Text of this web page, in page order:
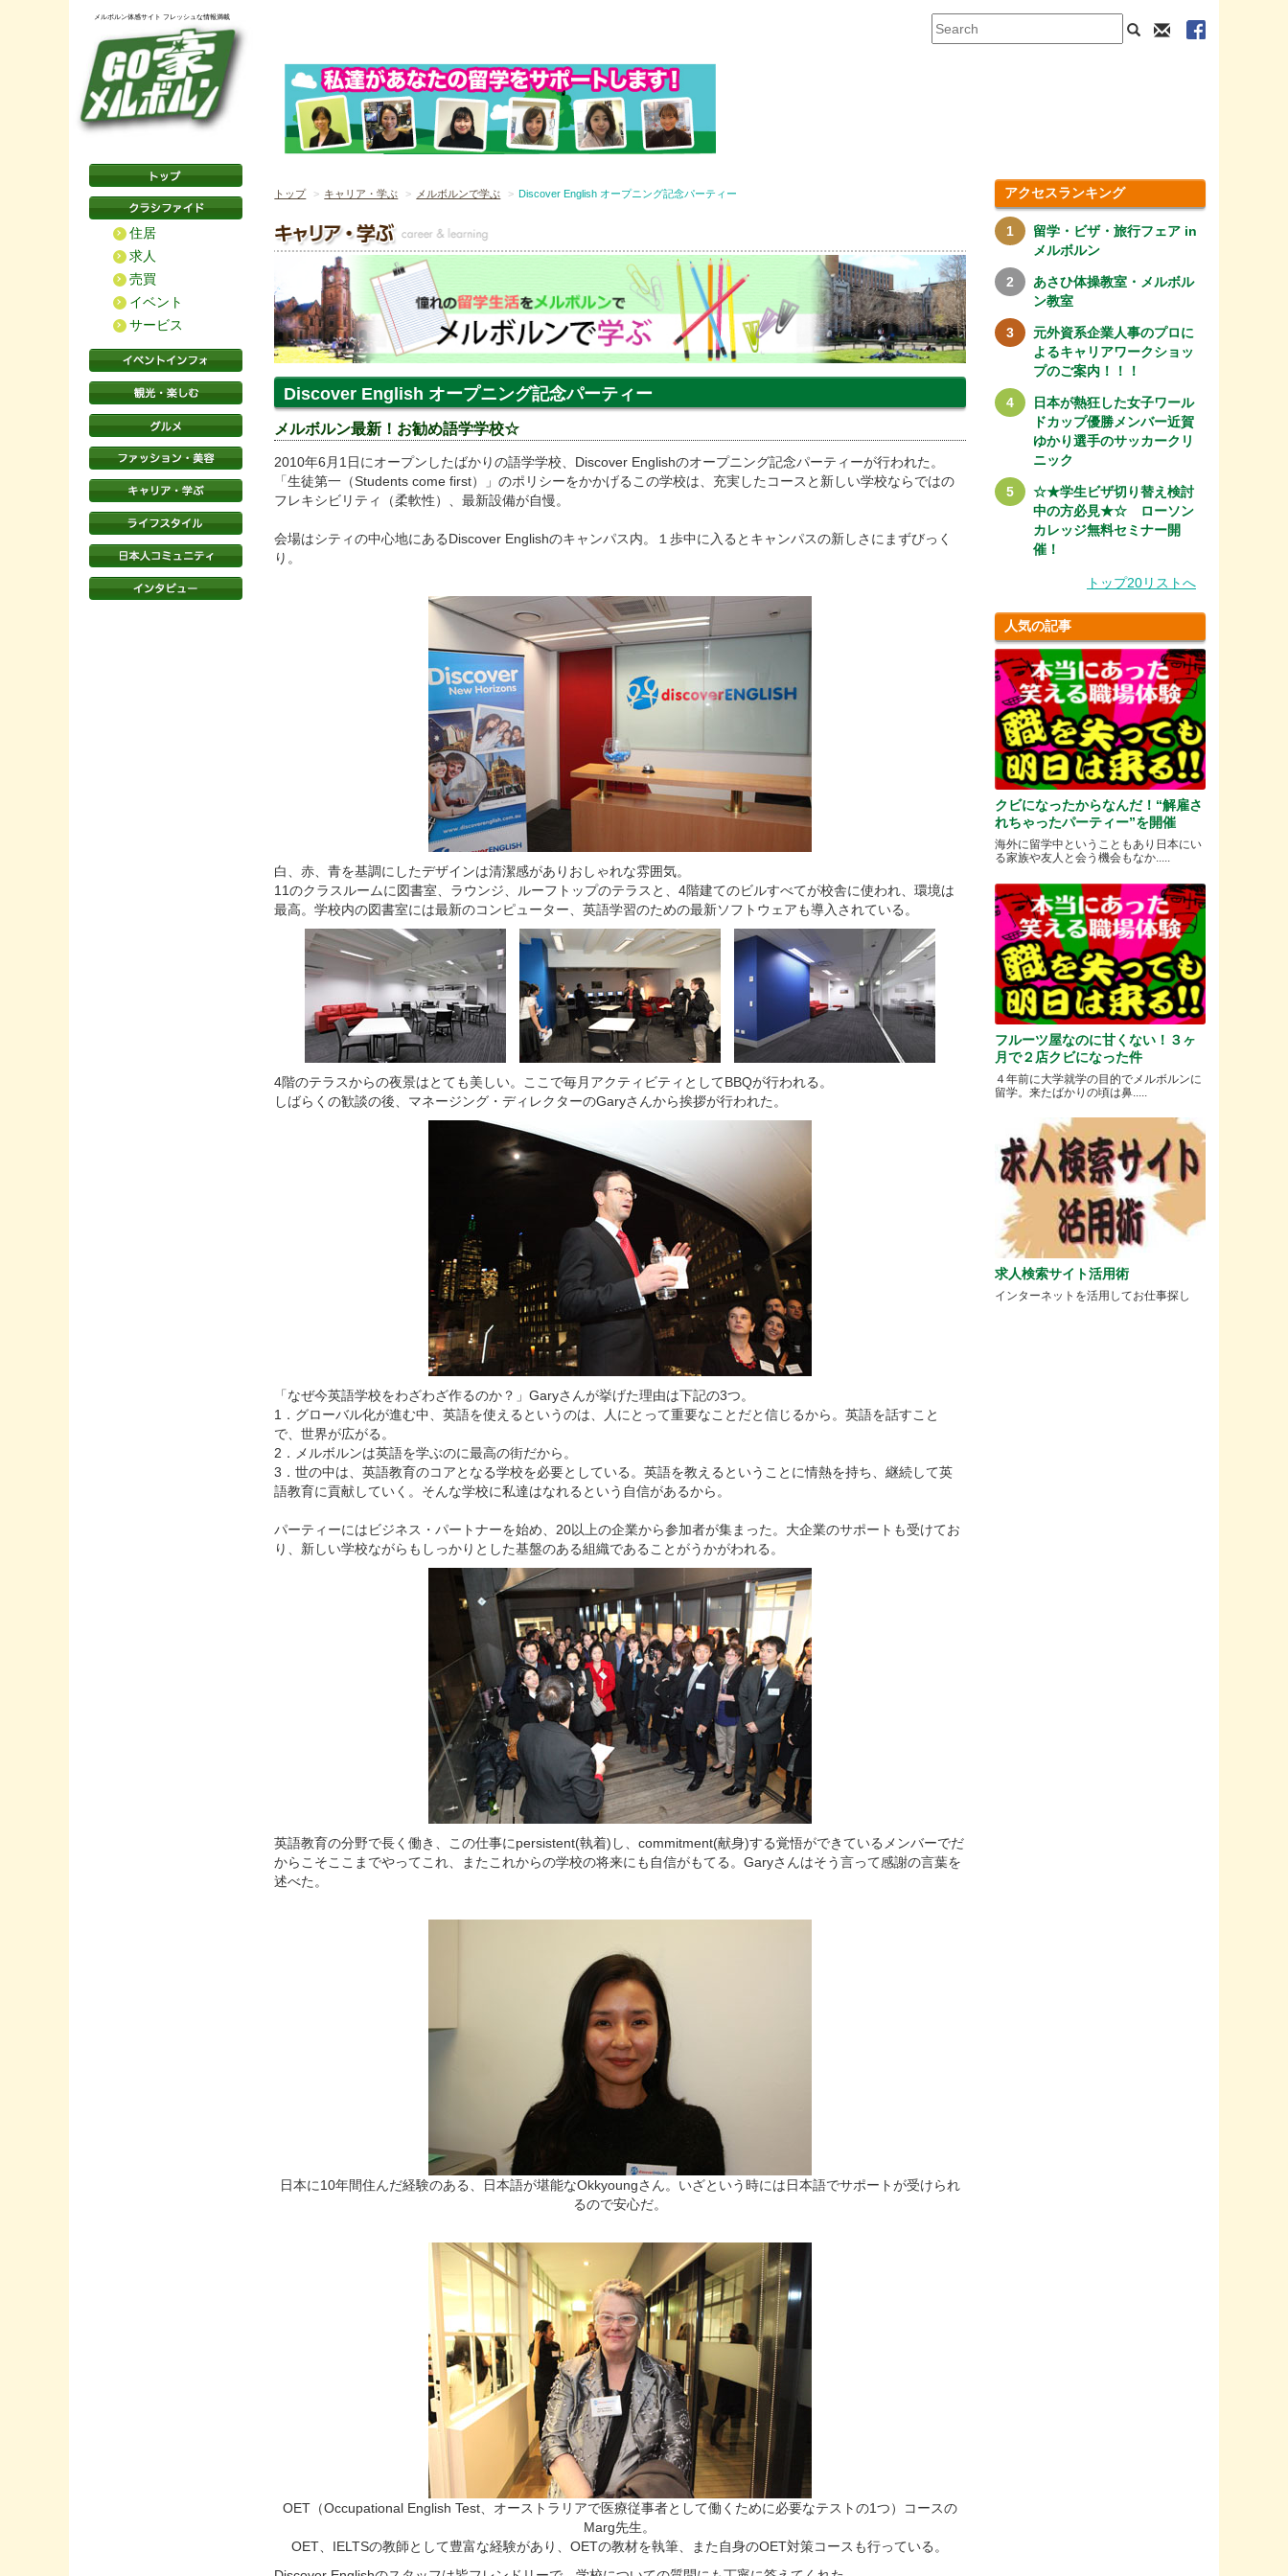
メルボルン体感サイト フレッシュな情報満載
住居
求人
売買
イベント
サービス
トップ キャリア・学ぶ メルボルンで学ぶ Discover English オープニング記念パーティー
Discover English オープニング記念パーティー
メルボルン最新！お勧め語学学校☆
2010年6月1日にオープンしたばかりの語学学校、Discover Englishのオープニング記念パーティーが行われた。
「生徒第一（Students come first）」のポリシーをかかげるこの学校は、充実したコースと新しい学校ならではの
フレキシビリティ（柔軟性）、最新設備が自慢。
会場はシティの中心地にあるDiscover Englishのキャンパス内。１歩中に入るとキャンパスの新しさにまずびっく
り。
白、赤、青を基調にしたデザインは清潔感がありおしゃれな雰囲気。
11のクラスルームに図書室、ラウンジ、ルーフトップのテラスと、4階建てのビルすべてが校舎に使われ、環境は
最高。学校内の図書室には最新のコンピューター、英語学習のための最新ソフトウェアも導入されている。
4階のテラスからの夜景はとても美しい。ここで毎月アクティビティとしてBBQが行われる。
しばらくの歓談の後、マネージング・ディレクターのGaryさんから挨拶が行われた。
「なぜ今英語学校をわざわざ作るのか？」Garyさんが挙げた理由は下記の3つ。
1．グローバル化が進む中、英語を使えるというのは、人にとって重要なことだと信じるから。英語を話すこと
で、世界が広がる。
2．メルボルンは英語を学ぶのに最高の街だから。
3．世の中は、英語教育のコアとなる学校を必要としている。英語を教えるということに情熱を持ち、継続して英
語教育に貢献していく。そんな学校に私達はなれるという自信があるから。
パーティーにはビジネス・パートナーを始め、20以上の企業から参加者が集まった。大企業のサポートも受けてお
り、新しい学校ながらもしっかりとした基盤のある組織であることがうかがわれる。
英語教育の分野で長く働き、この仕事にpersistent(執着)し、commitment(献身)する覚悟ができているメンバーでだ
からこそここまでやってこれ、またこれからの学校の将来にも自信がもてる。Garyさんはそう言って感謝の言葉を
述べた。
日本に10年間住んだ経験のある、日本語が堪能なOkkyoungさん。いざという時には日本語でサポートが受けられ
るので安心だ。
OET（Occupational English Test、オーストラリアで医療従事者として働くために必要なテストの1つ）コースの
Marg先生。
OET、IELTSの教師として豊富な経験があり、OETの教材を執筆、また自身のOET対策コースも行っている。
アクセスランキング
留学・ビザ・旅行フェア in
メルボルン
あさひ体操教室・メルボル
ン教室
元外資系企業人事のプロに
よるキャリアワークショッ
プのご案内！！！
日本が熱狂した女子ワール
ドカップ優勝メンバー近賀
ゆかり選手のサッカークリ
ニック
☆★学生ビザ切り替え検討
中の方必見★☆ ローソン
カレッジ無料セミナー開
催！
トップ20リストへ
人気の記事
クビになったからなんだ！“解雇さ
れちゃったパーティー”を開催
海外に留学中ということもあり日本にい
る家族や友人と会う機会もなか.....
フルーツ屋なのに甘くない！３ヶ
月で２店クビになった件
４年前に大学就学の目的でメルボルンに
留学。来たばかりの頃は鼻.....
求人検索サイト活用術
インターネットを活用してお仕事探し